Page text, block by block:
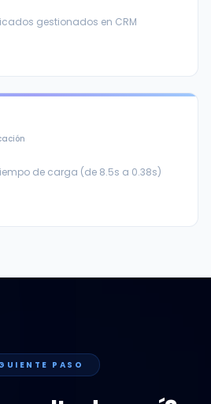
gestionados en CRM
de carga (de 8.5s a 0.38s)
PASO